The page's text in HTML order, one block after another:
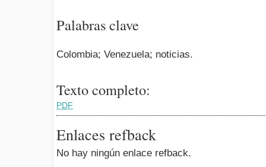
Palabras clave
Colombia; Venezuela; noticias.
Texto completo:
PDF
Enlaces refback
No hay ningún enlace refback.